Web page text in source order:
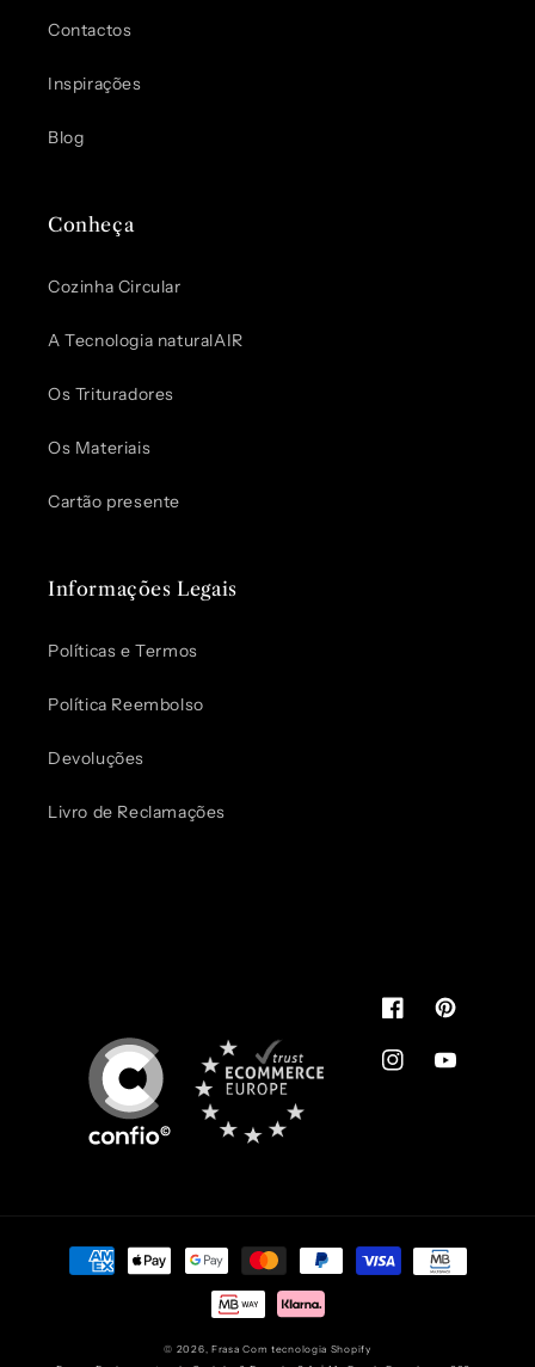
Contactos
Inspirações
Blog
Conheça
Cozinha Circular
A Tecnologia naturalAIR
Os Trituradores
Os Materiais
Cartão presente
Informações Legais
Políticas e Termos
Política Reembolso
Devoluções
Livro de Reclamações
FacebookPinterest
InstagramYouTube
Métodos
© 2026, Frasa Com tecnologia Shopify